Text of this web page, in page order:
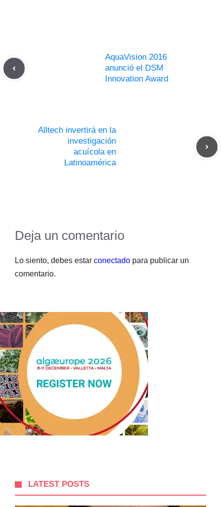
AquaVision 2016
anunció el DSM
Innovation Award
Alltech invertirá en la
investigación
acuícola en
Latinoamérica
Deja un comentario
Lo siento, debes estar conectado para publicar un
comentario.
LATEST POSTS